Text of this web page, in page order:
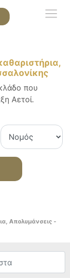
που
Αετοί.
Απολυμάνσεις -